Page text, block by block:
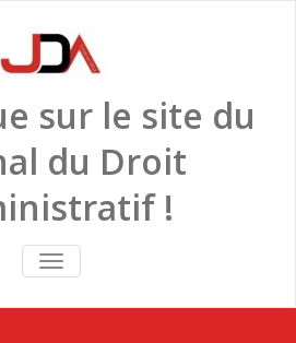
sur le site du
du Droit
!
TOGGLE
NAVIGATION